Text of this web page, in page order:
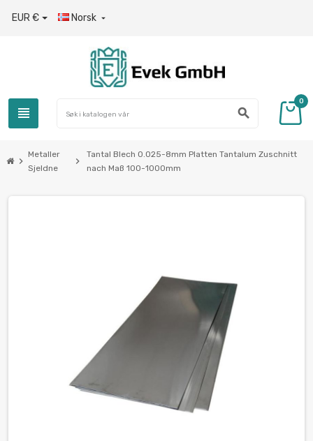
EUR € Norsk 
view_headline search
0
chevron_right
Metaller
Sjeldne
chevron_right
Tantal Blech 0.025-8mm Platten Tantalum Zuschnitt
nach Maß 100-1000mm